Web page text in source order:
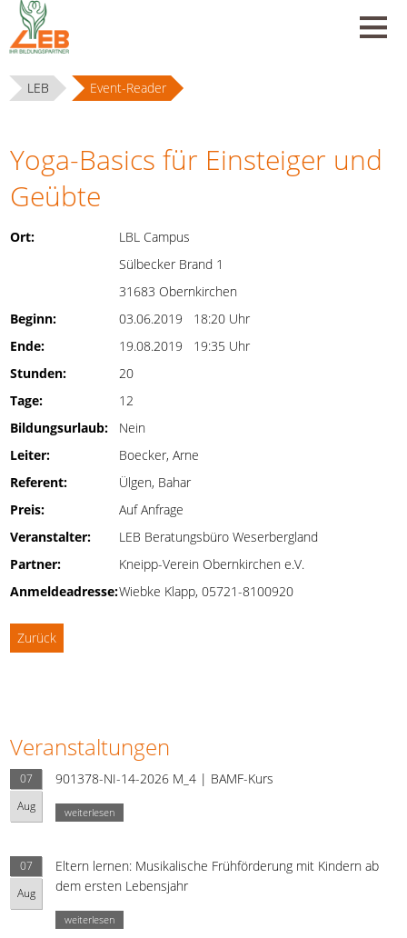
LEB Event-Reader
Yoga-Basics für Einsteiger und
Geübte
Ort:
LBL Campus
Sülbecker Brand 1
31683 Obernkirchen
Beginn:
03.06.2019 18:20 Uhr
Ende:
19.08.2019 19:35 Uhr
Stunden:
20
Tage:
12
Bildungsurlaub:
Nein
Leiter:
Boecker, Arne
Referent:
Ülgen, Bahar
Preis:
Auf Anfrage
Veranstalter:
LEB Beratungsbüro Weserbergland
Partner:
Kneipp-Verein Obernkirchen e.V.
Anmeldeadresse:Wiebke Klapp, 05721-8100920
Zurück
Veranstaltungen
07
Aug
901378-NI-14-2026 M_4 | BAMF-Kurs
weiterlesen
07
Aug
Eltern lernen: Musikalische Frühförderung mit Kindern ab
dem ersten Lebensjahr
weiterlesen